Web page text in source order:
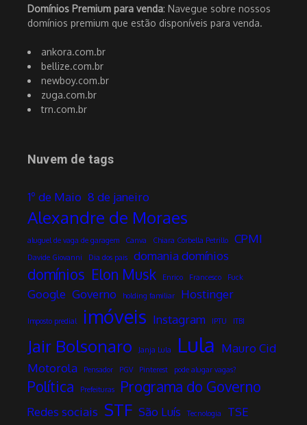
Domínios Premium para venda: Navegue sobre nossos
domínios premium que estão disponíveis para venda.
ankora.com.br
bellize.com.br
newboy.com.br
zuga.com.br
trn.com.br
Nuvem de tags
1º de Maio 8 de janeiro
Alexandre de Moraes
aluguel de vaga de garagem Canva Chiara Corbella Petrillo CPMI
Davide Giovanni Dia dos pais domania domínios
domínios Elon Musk Enrico Francesco Fuck
Google Governo holding familiar Hostinger
Imposto predial imóveis Instagram IPTU ITBI
Jair Bolsonaro Janja Lula Lula Mauro Cid
Motorola
Pensador PGV Pinterest pode alugar vagas?
Política Prefeituras Programa do Governo
Redes sociais STF São Luís Tecnologia TSE